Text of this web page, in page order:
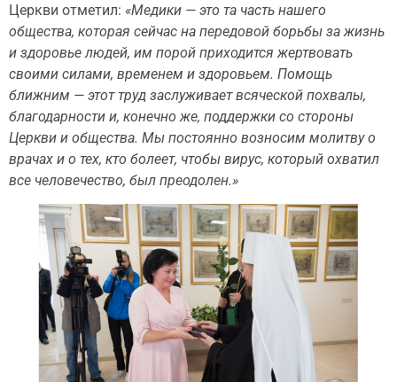
Церкви отметил: «Медики — это та часть нашего
общества, которая сейчас на передовой борьбы за жизнь
и здоровье людей, им порой приходится жертвовать
своими силами, временем и здоровьем. Помощь
ближним — этот труд заслуживает всяческой похвалы,
благодарности и, конечно же, поддержки со стороны
Церкви и общества. Мы постоянно возносим молитву о
врачах и о тех, кто болеет, чтобы вирус, который охватил
все человечество, был преодолен.»